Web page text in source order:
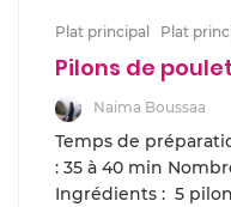
Plat principal Plat
Pilons de
Naima Boussaa
Temps de
: 35 à 40 min
Ingrédients : 5